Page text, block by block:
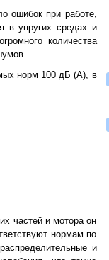
ошибок при работе,
в упругих средах и
количества
норм 100 дБ (А), в
частей и мотора он
нормам по
и